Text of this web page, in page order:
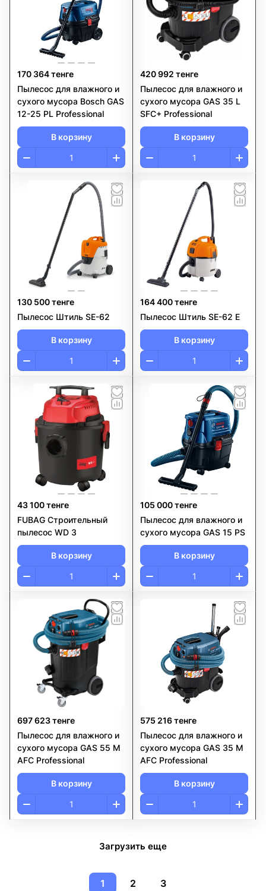
170 364 тенге
Пылесос для влажного и
сухого мусора Bosch GAS
12-25 PL Professional
В корзину
420 992 тенге
Пылесос для влажного и
сухого мусора GAS 35 L
SFC+ Professional
В корзину
130 500 тенге
Пылесос Штиль SE-62
В корзину
164 400 тенге
Пылесос Штиль SE-62 E
В корзину
43 100 тенге
FUBAG Строительный
пылесос WD 3
В корзину
105 000 тенге
Пылесос для влажного и
сухого мусора GAS 15 PS
В корзину
697 623 тенге
Пылесос для влажного и
сухого мусора GAS 55 M
AFC Professional
В корзину
575 216 тенге
Пылесос для влажного и
сухого мусора GAS 35 M
AFC Professional
В корзину
Загрузить еще
1 2 3